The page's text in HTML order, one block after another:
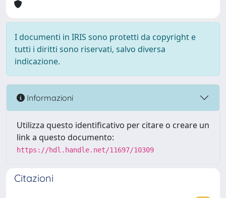
I documenti in IRIS sono protetti da copyright e
tutti i diritti sono riservati, salvo diversa
indicazione.
Informazioni
Utilizza questo identificativo per citare o creare un
link a questo documento:
https://hdl.handle.net/11697/10309
Citazioni